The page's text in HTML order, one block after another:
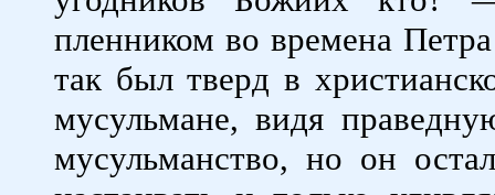
пленником во времена
так был тверд в
мусульмане, видя
мусульманство, но он